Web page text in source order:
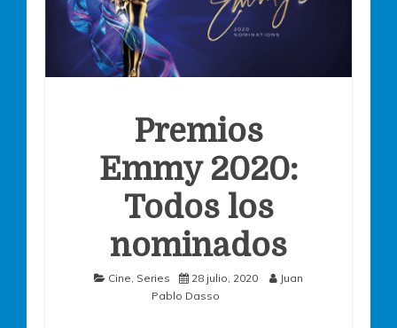
Premios
Emmy 2020:
Todos los
nominados
Cine, Series 28 julio, 2020
Juan
Pablo Dasso